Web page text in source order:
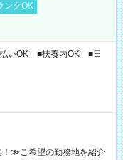
ンクOK
いOK ■扶養内OK ■日
≫ご希望の勤務地を紹介